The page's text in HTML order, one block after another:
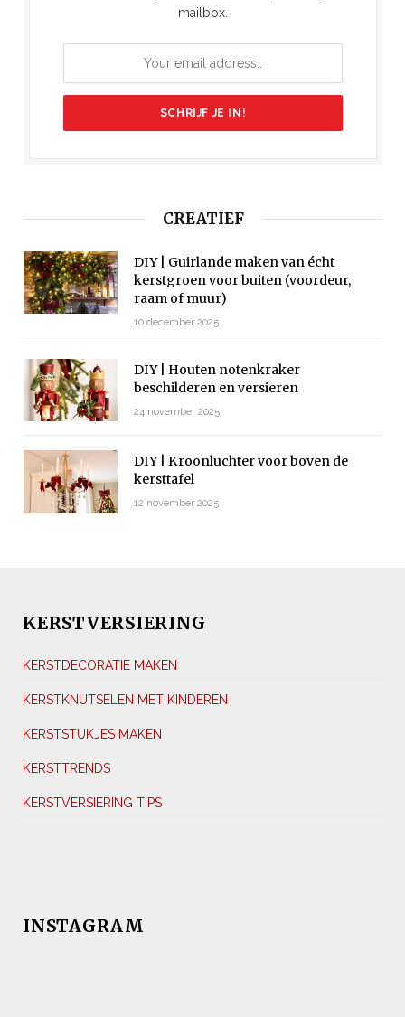
mailbox.
CREATIEF
DIY | Guirlande maken van écht
kerstgroen voor buiten (voordeur,
raam of muur)
10 december 2025
DIY | Houten notenkraker
beschilderen en versieren
24 november 2025
DIY | Kroonluchter voor boven de
kersttafel
12 november 2025
KERSTVERSIERING
KERSTDECORATIE MAKEN
KERSTKNUTSELEN MET KINDEREN
KERSTSTUKJES MAKEN
KERSTTRENDS
KERSTVERSIERING TIPS
INSTAGRAM